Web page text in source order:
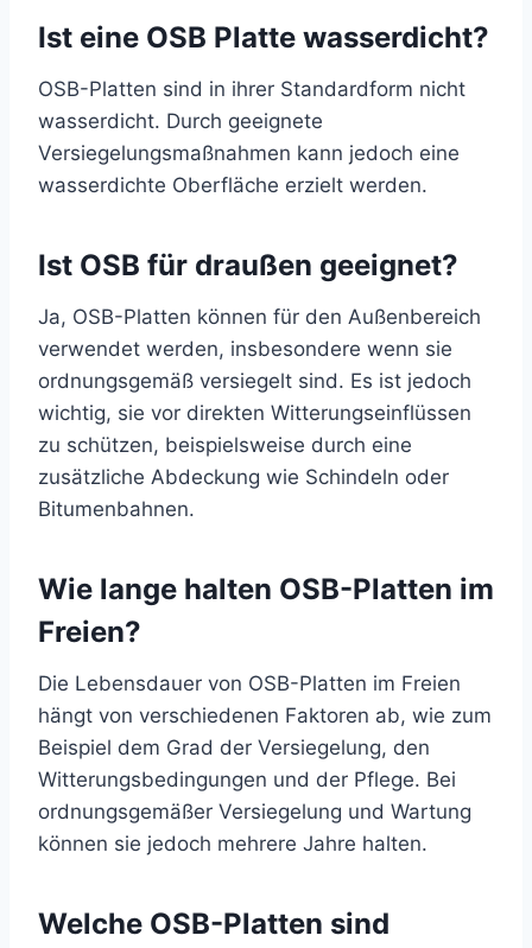
Ist eine OSB Platte wasserdicht?
OSB-Platten sind in ihrer Standardform nicht
wasserdicht. Durch geeignete
Versiegelungsmaßnahmen kann jedoch eine
wasserdichte Oberfläche erzielt werden.
Ist OSB für draußen geeignet?
Ja, OSB-Platten können für den Außenbereich
verwendet werden, insbesondere wenn sie
ordnungsgemäß versiegelt sind. Es ist jedoch
wichtig, sie vor direkten Witterungseinflüssen
zu schützen, beispielsweise durch eine
zusätzliche Abdeckung wie Schindeln oder
Bitumenbahnen.
Wie lange halten OSB-Platten im
Freien?
Die Lebensdauer von OSB-Platten im Freien
hängt von verschiedenen Faktoren ab, wie zum
Beispiel dem Grad der Versiegelung, den
Witterungsbedingungen und der Pflege. Bei
ordnungsgemäßer Versiegelung und Wartung
können sie jedoch mehrere Jahre halten.
Welche OSB-Platten sind